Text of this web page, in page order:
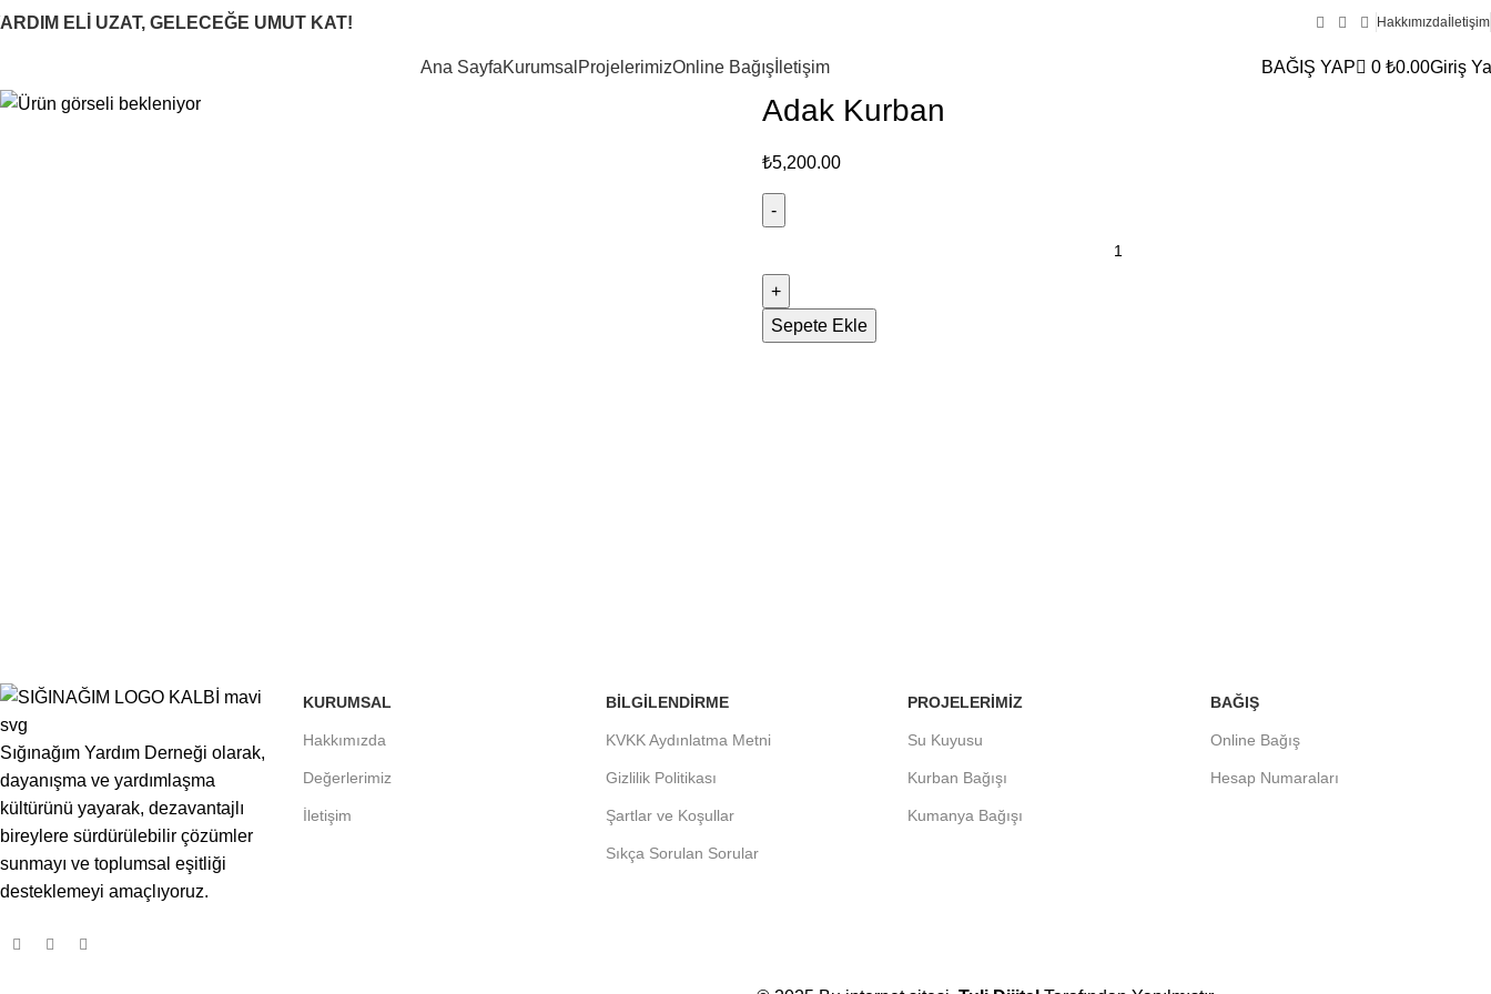
ELİ UZAT, GELECEĞE UMUT KAT! Hakkımızda İletişim
Ana SayfaKurumsal ProjelerimizOnline Bağış İletişim BAĞIŞ YAP 0 ₺0.00Giriş
Adak Kurban
₺5,200.00
Sepete Ekle
Sığınağım Yardım Derneği olarak,
dayanışma ve yardımlaşma
kültürünü yayarak, dezavantajlı
bireylere sürdürülebilir çözümler
sunmayı ve toplumsal eşitliği
desteklemeyi amaçlıyoruz.
KURUMSAL
Hakkımızda
Değerlerimiz
İletişim
BILGILENDIRME
KVKK Aydınlatma Metni
Gizlilik Politikası
Şartlar ve Koşullar
Sıkça Sorulan Sorular
PROJELERIMIZ
Su Kuyusu
Kurban Bağışı
Kumanya Bağışı
BAĞIŞ
Online Bağış
Hesap Numaraları